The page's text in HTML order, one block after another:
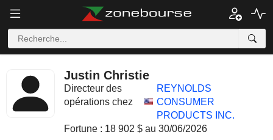
Justin Christie
Directeur des
opérations chez
REYNOLDS
CONSUMER
PRODUCTS INC.
Fortune : 18 902 $ au 30/06/2026